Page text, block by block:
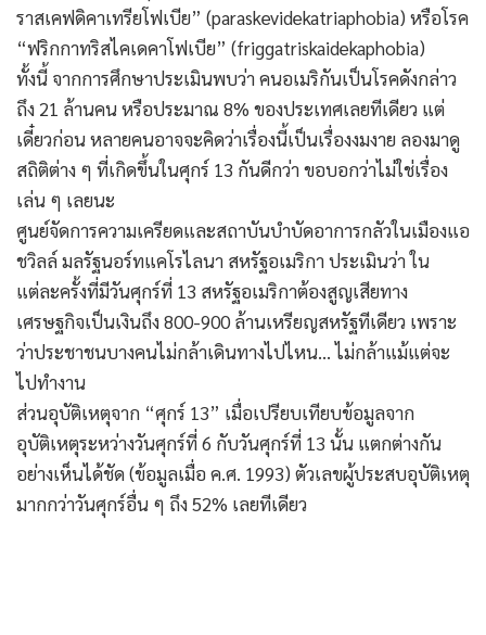
ราสเคฟดิคาเทรียโฟเบีย” (paraskevidekatriaphobia) หรือโรค
“ฟริกกาทริสไคเดคาโฟเบีย” (friggatriskaidekaphobia)
ทั้งนี้ จากการศึกษาประเมินพบว่า คนอเมริกันเป็นโรคดังกล่าว
ถึง 21 ล้านคน หรือประมาณ 8% ของประเทศเลยทีเดียว แต่
เดี๋ยวก่อน หลายคนอาจจะคิดว่าเรื่องนี้เป็นเรื่องงมงาย ลองมาดู
สถิติต่าง ๆ ที่เกิดขึ้นในศุกร์ 13 กันดีกว่า ขอบอกว่าไม่ใช่เรื่อง
เล่น ๆ เลยนะ
ศูนย์จัดการความเครียดและสถาบันบำบัดอาการกลัวในเมืองแอ
ชวิลล์ มลรัฐนอร์ทแคโรไลนา สหรัฐอเมริกา ประเมินว่า ใน
แต่ละครั้งที่มีวันศุกร์ที่ 13 สหรัฐอเมริกาต้องสูญเสียทาง
เศรษฐกิจเป็นเงินถึง 800-900 ล้านเหรียญสหรัฐทีเดียว เพราะ
ว่าประชาชนบางคนไม่กล้าเดินทางไปไหน… ไม่กล้าแม้แต่จะ
ไปทำงาน
ส่วนอุบัติเหตุจาก “ศุกร์ 13” เมื่อเปรียบเทียบข้อมูลจาก
อุบัติเหตุระหว่างวันศุกร์ที่ 6 กับวันศุกร์ที่ 13 นั้น แตกต่างกัน
อย่างเห็นได้ชัด (ข้อมูลเมื่อ ค.ศ. 1993) ตัวเลขผู้ประสบอุบัติเหตุ
มากกว่าวันศุกร์อื่น ๆ ถึง 52% เลยทีเดียว